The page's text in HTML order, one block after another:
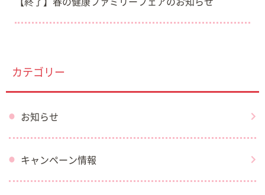
カテゴリー
お知らせ
キャンペーン情報